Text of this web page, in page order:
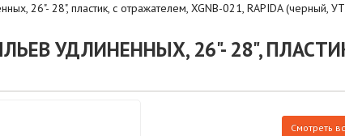
26"- 28", пластик, с отражателем, XGNB-021, RAPIDA (черный,
УДЛИНЕННЫХ, 26"- 28",
Смотреть